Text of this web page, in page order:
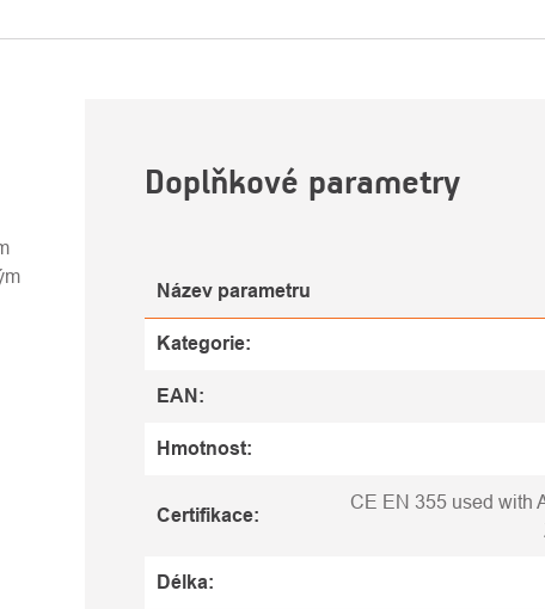
Doplňkové parametry
Název parametru
Kategorie:
EAN:
Hmotnost:
Certifikace:
CE EN 355 used with
Délka: